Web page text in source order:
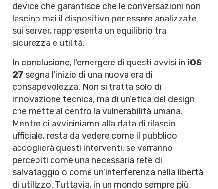
device che garantisce che le conversazioni non
lascino mai il dispositivo per essere analizzate
sui server, rappresenta un equilibrio tra
sicurezza e utilità.
In conclusione, l'emergere di questi avvisi in iOS
27 segna l'inizio di una nuova era di
consapevolezza. Non si tratta solo di
innovazione tecnica, ma di un’etica del design
che mette al centro la vulnerabilità umana.
Mentre ci avviciniamo alla data di rilascio
ufficiale, resta da vedere come il pubblico
accoglierà questi interventi: se verranno
percepiti come una necessaria rete di
salvataggio o come un’interferenza nella libertà
di utilizzo. Tuttavia, in un mondo sempre più